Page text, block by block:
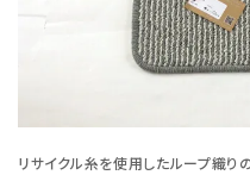
リサイクル糸を使用したループ織り